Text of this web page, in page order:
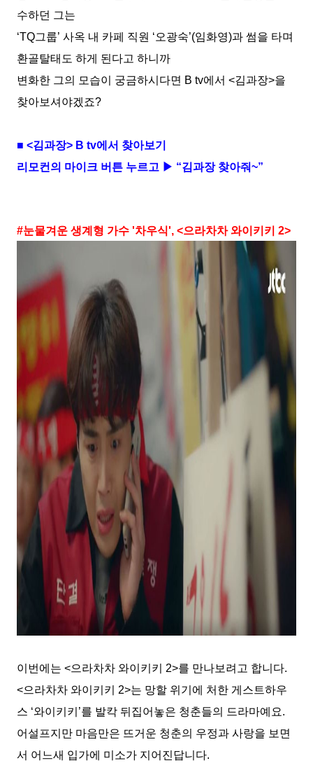
수하던 그는
‘TQ그룹’ 사옥 내 카페 직원 ‘오광숙’(임화영)과 썸을 타며
환골탈태도 하게 된다고 하니까
변화한 그의 모습이 궁금하시다면 B tv에서 <김과장>을
찾아보셔야겠죠?
■ <김과장> B tv에서 찾아보기
리모컨의 마이크 버튼 누르고 ▶ “김과장 찾아줘~”
#눈물겨운 생계형 가수 '차우식', <으라차차 와이키키 2>
이번에는 <으라차차 와이키키 2>를 만나보려고 합니다.
<으라차차 와이키키 2>는 망할 위기에 처한 게스트하우
스 ‘와이키키 ’를 발칵 뒤집어놓은 청춘들의 드라마예요.
어설프지만 마음만은 뜨거운 청춘의 우정과 사랑을 보면
서 어느새 입가에 미소가 지어진답니다.